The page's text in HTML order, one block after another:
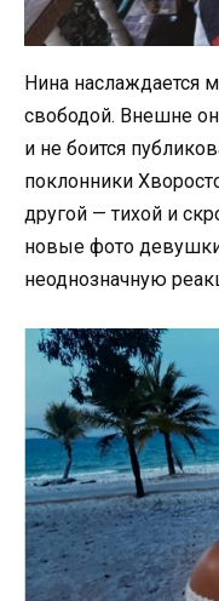
Нина наслаждается
свободой. Внешне
и не боится
поклонники
другой — тихой и
новые фото
неоднозначную